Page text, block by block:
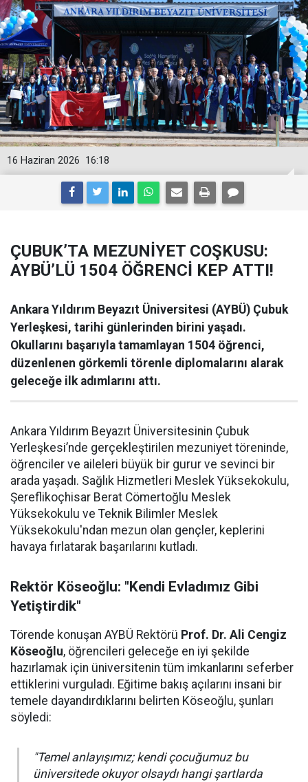
16:18
16 Haziran 2026
ÇUBUK’TA MEZUNİYET COŞKUSU:
AYBÜ’LÜ 1504 ÖĞRENCİ KEP ATTI!
Ankara Yıldırım Beyazıt Üniversitesi (AYBÜ) Çubuk
Yerleşkesi, tarihi günlerinden birini yaşadı.
Okullarını başarıyla tamamlayan 1504 öğrenci,
düzenlenen görkemli törenle diplomalarını alarak
geleceğe ilk adımlarını attı.
Ankara Yıldırım Beyazıt Üniversitesinin Çubuk
Yerleşkesi’nde gerçekleştirilen mezuniyet töreninde,
öğrenciler ve aileleri büyük bir gurur ve sevinci bir
arada yaşadı. Sağlık Hizmetleri Meslek Yüksekokulu,
Şereflikoçhisar Berat Cömertoğlu Meslek
Yüksekokulu ve Teknik Bilimler Meslek
Yüksekokulu'ndan mezun olan gençler, keplerini
havaya fırlatarak başarılarını kutladı.
Rektör Köseoğlu: "Kendi Evladımız Gibi
Yetiştirdik"
Törende konuşan AYBÜ Rektörü Prof. Dr. Ali Cengiz
Köseoğlu, öğrencileri geleceğe en iyi şekilde
hazırlamak için üniversitenin tüm imkanlarını seferber
ettiklerini vurguladı. Eğitime bakış açılarını insani bir
temele dayandırdıklarını belirten Köseoğlu, şunları
söyledi:
"Temel anlayışımız; kendi çocuğumuz bu
üniversitede okuyor olsaydı hangi şartlarda